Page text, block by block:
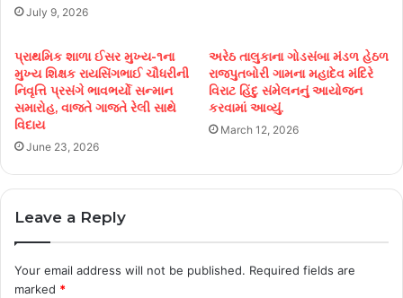
July 9, 2026
પ્રાથમિક શાળા ઈસર મુખ્ય-૧ના
મુખ્ય શિક્ષક રાયસિંગભાઈ ચૌધરીની
નિવૃત્તિ પ્રસંગે ભાવભર્યો સન્માન
સમારોહ, વાજતે ગાજતે રેલી સાથે
વિદાય
June 23, 2026
અરેઠ તાલુકાના ગોડસંબા મંડળ હેઠળ
રાજપુતબોરી ગામના મહાદેવ મંદિરે
વિરાટ હિંદુ સંમેલનનું આયોજન
કરવામાં આવ્યું.
March 12, 2026
Leave a Reply
Your email address will not be published. Required fields are
marked *